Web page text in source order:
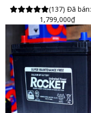
(137) Đã
1,799,000₫